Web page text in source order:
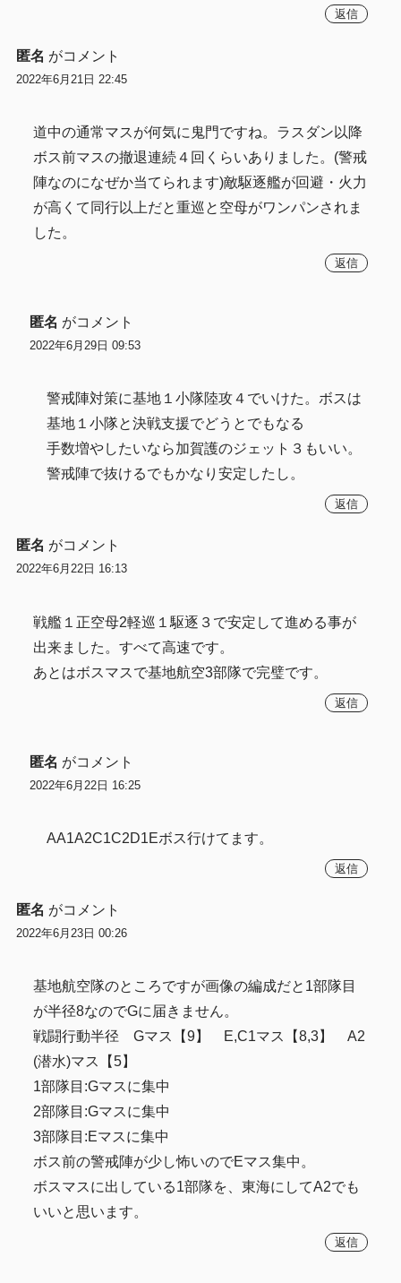
返信
匿名 がコメント
2022年6月21日 22:45
道中の通常マスが何気に鬼門ですね。ラスダン以降
ボス前マスの撤退連続４回くらいありました。(警戒
陣なのになぜか当てられます)敵駆逐艦が回避・火力
が高くて同行以上だと重巡と空母がワンパンされま
した。
返信
匿名 がコメント
2022年6月29日 09:53
警戒陣対策に基地１小隊陸攻４でいけた。ボスは
基地１小隊と決戦支援でどうとでもなる
手数増やしたいなら加賀護のジェット３もいい。
警戒陣で抜けるでもかなり安定したし。
返信
匿名 がコメント
2022年6月22日 16:13
戦艦１正空母2軽巡１駆逐３で安定して進める事が
出来ました。すべて高速です。
あとはボスマスで基地航空3部隊で完璧です。
返信
匿名 がコメント
2022年6月22日 16:25
AA1A2C1C2D1Eボス行けてます。
返信
匿名 がコメント
2022年6月23日 00:26
基地航空隊のところですが画像の編成だと1部隊目
が半径8なのでGに届きません。
戦闘行動半径 Gマス【9】 E,C1マス【8,3】 A2
(潜水)マス【5】
1部隊目:Gマスに集中
2部隊目:Gマスに集中
3部隊目:Eマスに集中
ボス前の警戒陣が少し怖いのでEマス集中。
ボスマスに出している1部隊を、東海にしてA2でも
いいと思います。
返信